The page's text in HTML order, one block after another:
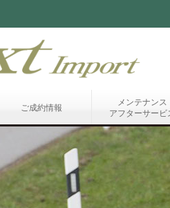
ご成約情報
メンテナンス
アフターサービ